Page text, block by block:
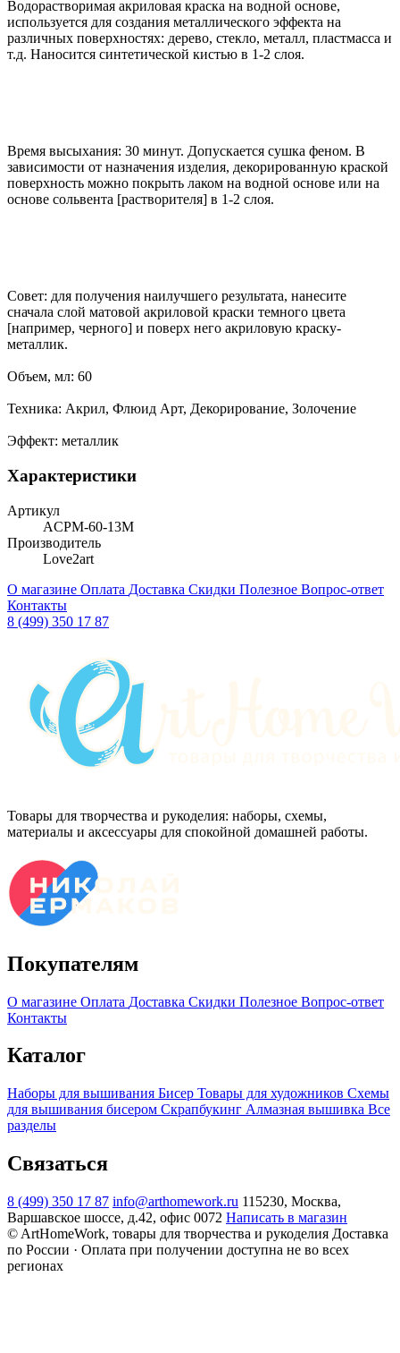
Водорастворимая акриловая краска на водной основе,
используется для создания металлического эффекта на
различных поверхностях: дерево, стекло, металл, пластмасса и
т.д. Наносится синтетической кистью в 1-2 слоя.
Время высыхания: 30 минут. Допускается сушка феном. В
зависимости от назначения изделия, декорированную краской
поверхность можно покрыть лаком на водной основе или на
основе сольвента [растворителя] в 1-2 слоя.
Совет: для получения наилучшего результата, нанесите
сначала слой матовой акриловой краски темного цвета
[например, черного] и поверх него акриловую краску-
металлик.
Объем, мл: 60
Техника: Акрил, Флюид Арт, Декорирование, Золочение
Эффект: металлик
Характеристики
Артикул
ACPM-60-13М
Производитель
Love2art
О магазине Оплата Доставка Скидки Полезное Вопрос-ответ
Контакты
8 (499) 350 17 87
Товары для творчества и рукоделия: наборы, схемы,
материалы и аксессуары для спокойной домашней работы.
Покупателям
О магазине Оплата Доставка Скидки Полезное Вопрос-ответ
Контакты
Каталог
Наборы для вышивания Бисер Товары для художников Схемы
для вышивания бисером Скрапбукинг Алмазная вышивка Все
разделы
Связаться
8 (499) 350 17 87 info@arthomework.ru 115230, Москва,
Варшавское шоссе, д.42, офис 0072 Написать в магазин
© ArtHomeWork, товары для творчества и рукоделия Доставка
по России · Оплата при получении доступна не во всех
регионах